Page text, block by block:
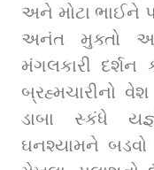
અને મોટા ભાઈને
અનંત મુક્તો
મંગલકારી
બ્રહ્મચારીનો
ડાબા સ્કંધે
ઘનશ્યામને બડવો